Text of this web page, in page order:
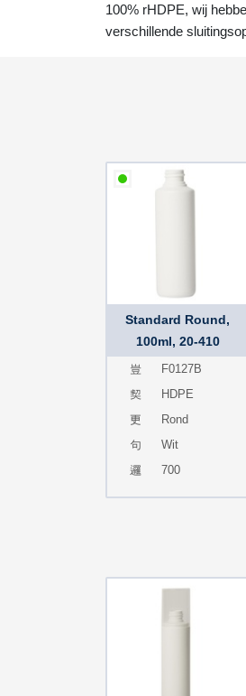
100% rHDPE, wij
verschillende
Standard Round,
100ml, 20-410
F0127B
HDPE
Rond
Wit
700